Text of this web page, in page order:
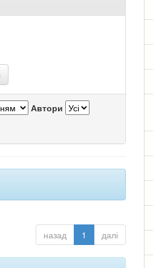
Автори
назад 1 далі